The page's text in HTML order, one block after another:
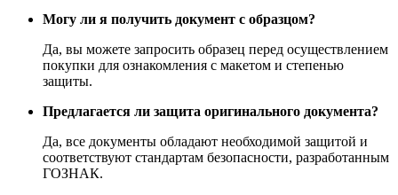
Могу ли я получить документ с образцом?
Да, вы можете запросить образец перед осуществлением
покупки для ознакомления с макетом и степенью
защиты.
Предлагается ли защита оригинального документа?
Да, все документы обладают необходимой защитой и
соответствуют стандартам безопасности, разработанным
ГОЗНАК.